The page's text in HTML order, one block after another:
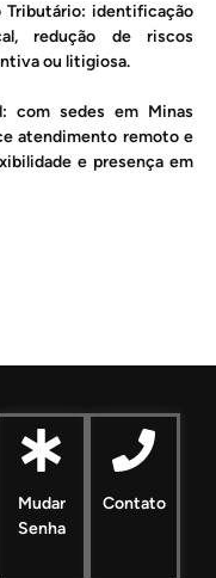
Tributário: identificação
redução de riscos
ou litigiosa.
com sedes em Minas
atendimento remoto e
e presença em
Mudar
Senha
Contato